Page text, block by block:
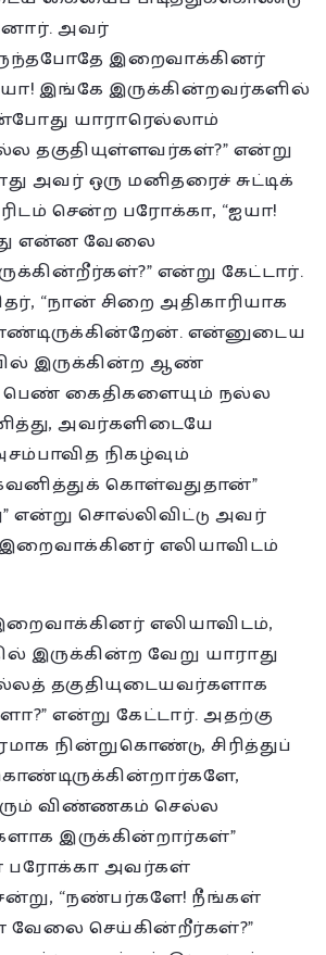
அவர்
இறைவாக்கினர்
இங்கே இருக்கின்றவர்களில்
யாராரெல்லாம்
தகுதியுள்ளவர்கள்?” என்று
அவர் ஒரு மனிதரைச் சுட்டிக்
சென்ற பரோக்கா, “ஐயா!
என்ன வேலை
என்று கேட்டார்.
“நான் சிறை அதிகாரியாக
என்னுடைய
இருக்கின்ற ஆண்
பெண் கைதிகளையும் நல்ல
அவர்களிடையே
நிகழ்வும்
கொள்வதுதான்”
என்று சொல்லிவிட்டு அவர்
இறைவாக்கினர் எலியாவிடம்
எலியாவிடம்,
இருக்கின்ற வேறு யாராது
தகுதியுடையவர்களாக
என்று கேட்டார். அதற்கு
நின்றுகொண்டு, சிரித்துப்
விண்ணகம் செல்ல
இருக்கின்றார்கள்”
பரோக்கா அவர்கள்
“நண்பர்களே! நீங்கள்
வேலை செய்கின்றீர்கள்?”